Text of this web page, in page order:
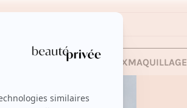
SOINSCHEVEUXMAQUILLAGE